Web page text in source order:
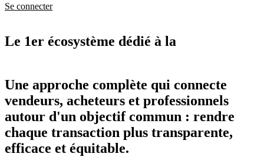
Se connecter
Le 1er écosystème dédié à la
Une approche complète qui connecte
vendeurs, acheteurs et professionnels
autour d'un objectif commun : rendre
chaque transaction plus transparente,
efficace et équitable.